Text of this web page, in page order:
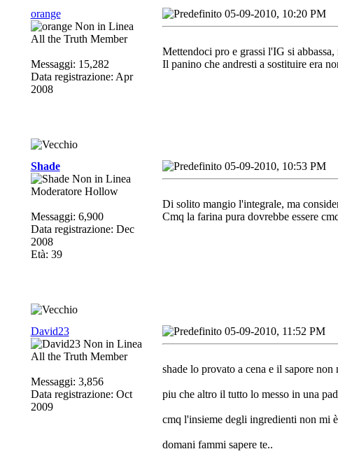
orange
All the Truth Member
Messaggi: 15,282
Data registrazione: Apr
2008
05-09-2010, 10:20 PM
Mettendoci pro e grassi l'IG si
Il panino che andresti a sostituire era
Shade
Moderatore Hollow
Messaggi: 6,900
Data registrazione: Dec
2008
Età: 39
05-09-2010, 10:53 PM
Di solito mangio l'integrale, ma
Cmq la farina pura dovrebbe essere
David23
All the Truth Member
Messaggi: 3,856
Data registrazione: Oct
2009
05-09-2010, 11:52 PM
shade lo provato a cena e il sapore non
piu che altro il tutto lo messo in una
cmq l'insieme degli ingredienti non mi
domani fammi sapere te..